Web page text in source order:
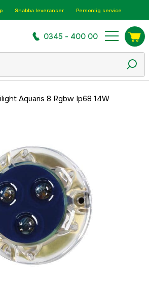
Snabba leveranser Personlig service
0345 - 400 00
Aquaris 8 Rgbw Ip68 14W